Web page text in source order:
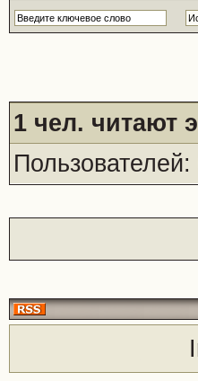
1чел. читают
Пользователей: